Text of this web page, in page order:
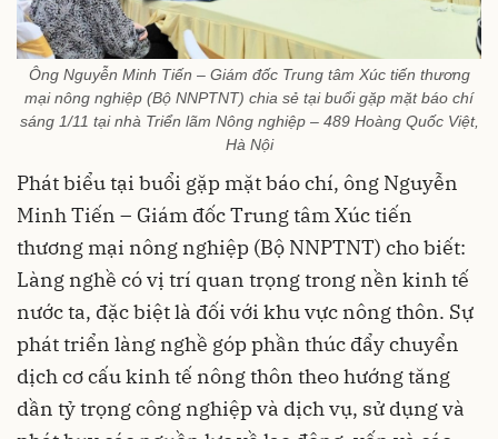
Ông Nguyễn Minh Tiến – Giám đốc Trung tâm Xúc tiến thương
mại nông nghiệp (Bộ NNPTNT) chia sẻ tại buổi gặp mặt báo chí
sáng 1/11 tại nhà Triển lãm Nông nghiệp – 489 Hoàng Quốc Việt,
Hà Nội
Phát biểu tại buổi gặp mặt báo chí, ông Nguyễn
Minh Tiến – Giám đốc Trung tâm Xúc tiến
thương mại nông nghiệp (Bộ NNPTNT) cho biết:
Làng nghề có vị trí quan trọng trong nền kinh tế
nước ta, đặc biệt là đối với khu vực nông thôn. Sự
phát triển làng nghề góp phần thúc đẩy chuyển
dịch cơ cấu kinh tế nông thôn theo hướng tăng
dần tỷ trọng công nghiệp và dịch vụ, sử dụng và